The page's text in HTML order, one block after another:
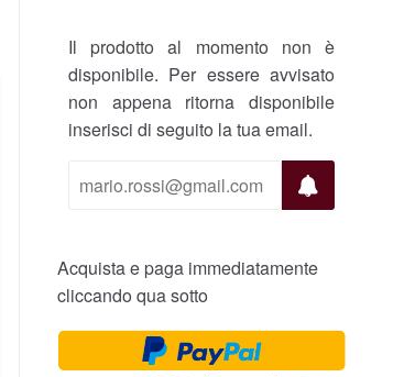
Il prodotto al momento non è
disponibile. Per essere avvisato
non appena ritorna disponibile
inserisci di seguito la tua email.
Acquista e paga immediatamente
cliccando qua sotto